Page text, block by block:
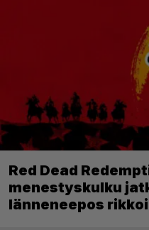
Red Dead
menestyskulku
länneneepos